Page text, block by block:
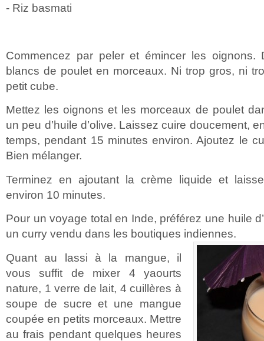
- Riz basmati
Commencez par peler et émincer les oignons.
blancs de poulet en morceaux. Ni trop gros, ni
petit cube.
Mettez les oignons et les morceaux de poulet
un peu d’huile d’olive. Laissez cuire doucement,
temps, pendant 15 minutes environ. Ajoutez le
Bien mélanger.
Terminez en ajoutant la crème liquide et
environ 10 minutes.
Pour un voyage total en Inde, préférez une huile
un curry vendu dans les boutiques indiennes.
Quant au lassi à la mangue, il
vous suffit de mixer 4 yaourts
nature, 1 verre de lait, 4 cuillères à
soupe de sucre et une mangue
coupée en petits morceaux. Mettre
au frais pendant quelques heures